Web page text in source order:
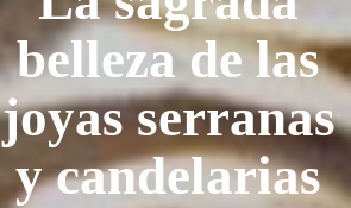
belleza de las
joyas serranas
y candelarias